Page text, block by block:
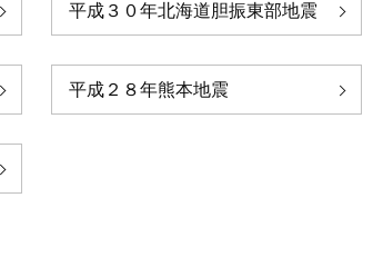
平成３０年北海道胆振東部地震
平成２８年熊本地震